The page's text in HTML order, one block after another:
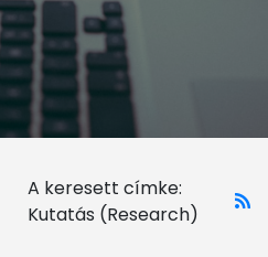
A keresett címke:
Kutatás (Research)